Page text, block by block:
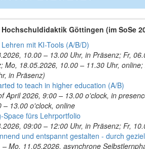
Göttingen (im SoSe
mit KI-Tools (A/B/D)
10.00 – 13.00 Uhr, in Präsenz; Fr,
Mo, 18.05.2026, 10.00 – 11.30 Uhr,
in Präsenz)
to teach in higher education (A/B)
April 2026, 9:00 – 13.00 o'clock, in
– 13.00 o'clock, online
Space fürs Lehrportfolio
09:00 – 12:00 Uhr, in Präsenz; Fr,
und entspannt gestalten - durch
– Mo, 11.05.2026, asynchrone